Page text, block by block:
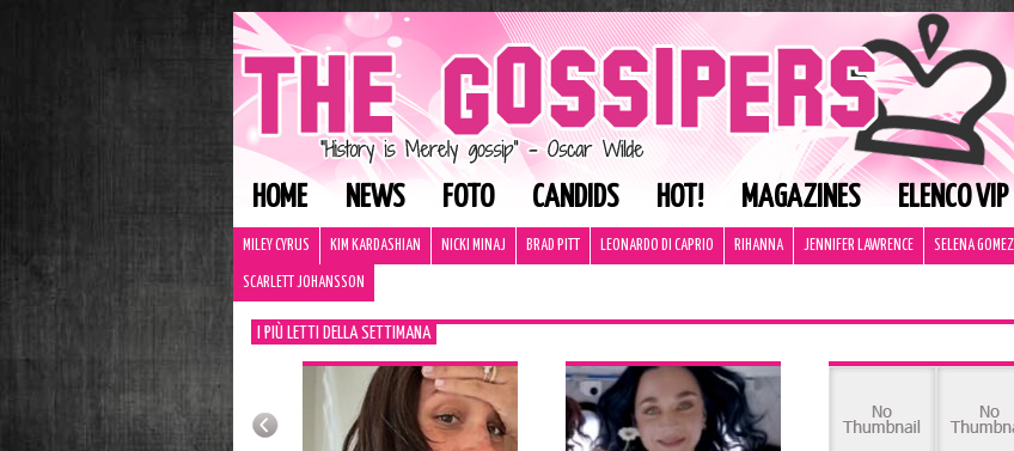
HOME NEWS FOTO CANDIDS HOT! MAGAZINES ELENCO VIP
MILEY CYRUS KIM KARDASHIAN NICKI MINAJ BRAD PITT LEONARDO DI CAPRIO RIHANNA JENNIFER LAWRENCE SELENA GOMEZ
SCARLETT JOHANSSON
I PIÙ LETTI DELLA SETTIMANA